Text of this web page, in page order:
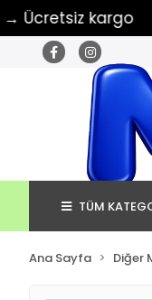
kargo
TÜM
Ana Sayfa Diğer